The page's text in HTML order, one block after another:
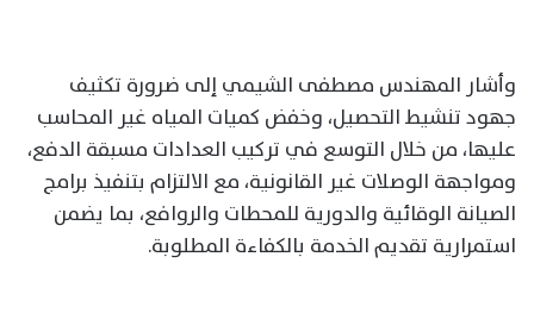
وأشار المهندس مصطفى الشيمي إلى ضرورة تكثيف
جهود تنشيط التحصيل، وخفض كميات المياه غير المحاسب
عليها، من خلال التوسع في تركيب العدادات مسبقة الدفع،
ومواجهة الوصلات غير القانونية، مع الالتزام بتنفيذ برامج
الصيانة الوقائية والدورية للمحطات والروافع، بما يضمن
استمرارية تقديم الخدمة بالكفاءة المطلوبة.